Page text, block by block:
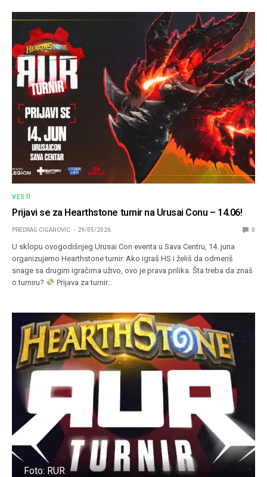
VESTI
Prijavi se za Hearthstone turnir na Urusai Conu – 14.06!
PREDRAG CIGANOVIC 29/05/2026 0
U sklopu ovogodišnjeg Urusai Con eventa u Sava Centru, 14. juna
organizujemo Hearthstone turnir. Ako igraš HS i želiš da odmeriš
snage sa drugim igračima uživo, ovo je prava prilika. Šta treba da znaš
o turniru?
Prijava za turnir…
Foto: RUR